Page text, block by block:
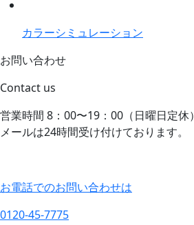
カラーシミュレーション
お問い合わせ
Contact us
営業時間 8：00〜19：00（日曜日定休）
メールは24時間受け付けております。
お電話でのお問い合わせは
0120-45-7775